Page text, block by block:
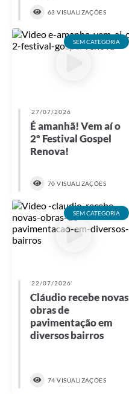
63 VISUALIZAÇÕES
SEM CATEGORIA
27/07/2026
É amanhã! Vem aí o
2º Festival Gospel
Renova!
70 VISUALIZAÇÕES
SEM CATEGORIA
22/07/2026
Cláudio recebe novas
obras de
pavimentação em
diversos bairros
74 VISUALIZAÇÕES